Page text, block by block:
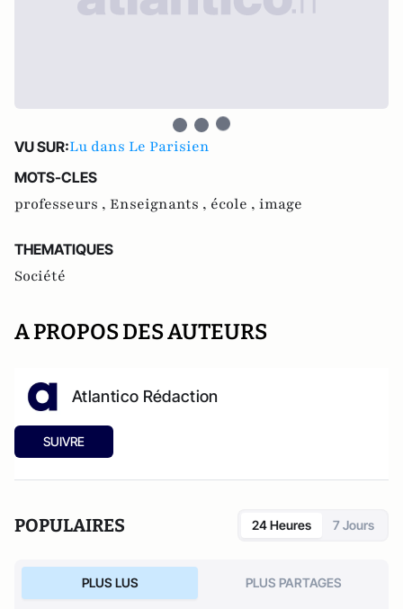
VU SUR:Lu dans Le Parisien
MOTS-CLES
professeurs , Enseignants , école , image
THEMATIQUES
Société
A PROPOS DES AUTEURS
Atlantico Rédaction
SUIVRE
POPULAIRES 24 Heures 7 Jours
PLUS LUS PLUS PARTAGES